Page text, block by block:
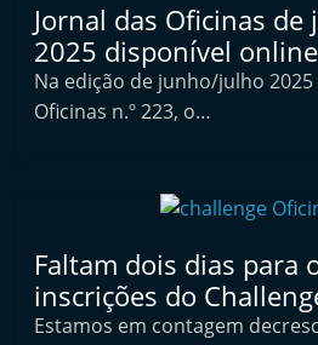
k
e
t
A
m
ó
v
Jornal das Oficinas
2025 disponível online
Na edição de junho/julho 2025
Oficinas n.º 223, o…
Faltam dois dias para
inscrições do
Estamos em contagem